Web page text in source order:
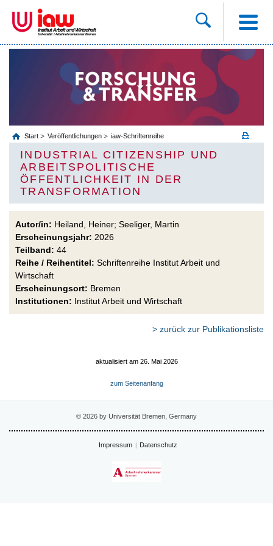
Start Veröffentlichungen iaw-Schriftenreihe
INDUSTRIAL CITIZENSHIP UND
ARBEITSPOLITISCHE
ÖFFENTLICHKEIT IN DER
TRANSFORMATION
Autor/in: Heiland, Heiner; Seeliger, Martin
Erscheinungsjahr: 2026
Teilband: 44
Reihe / Reihentitel: Schriftenreihe Institut Arbeit und
Wirtschaft
Erscheinungsort: Bremen
Institutionen: Institut Arbeit und Wirtschaft
> zurück zur Publikationsliste
aktualisiert am 26. Mai 2026
zum Seitenanfang
© 2026 by Universität Bremen, Germany
Impressum Datenschutz